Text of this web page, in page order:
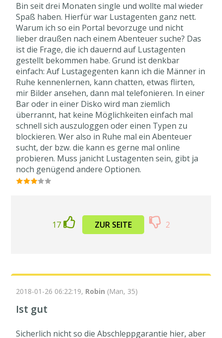
Bin seit drei Monaten single und wollte mal wieder
Spaß haben. Hierfür war Lustagenten ganz nett.
Warum ich so ein Portal bevorzuge und nicht
lieber draußen nach einem Abenteuer suche? Das
ist die Frage, die ich dauernd auf Lustagenten
gestellt bekommen habe. Grund ist denkbar
einfach: Auf Lustagegenten kann ich die Männer in
Ruhe kennenlernen, kann chatten, etwas flirten,
mir Bilder ansehen, dann mal telefonieren. In einer
Bar oder in einer Disko wird man ziemlich
überrannt, hat keine Möglichkeiten einfach mal
schnell sich auszuloggen oder einen Typen zu
blockieren. Wer also in Ruhe mal ein Abenteuer
sucht, der bzw. die kann es gerne mal online
probieren. Muss janicht Lustagenten sein, gibt ja
noch genügend andere Optionen.
17 ZUR SEITE 2
2018-01-26 06:22:19, Robin (Man, 35)
Ist gut
Sicherlich nicht so die Abschleppgarantie hier, aber